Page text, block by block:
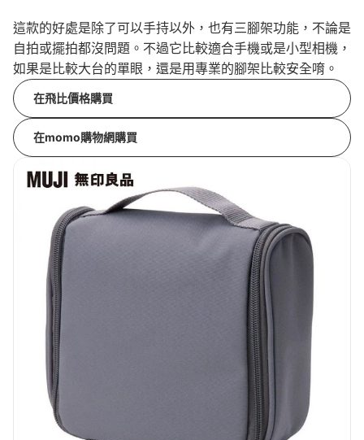
這款的好處是除了可以手持以外，也有三腳架功能，不論是
自拍或擺拍都沒問題。不過它比較適合手機或是小型相機，
如果是比較大台的單眼，還是用專業的腳架比較安全唷。
在飛比價格購買
在momo購物網購買